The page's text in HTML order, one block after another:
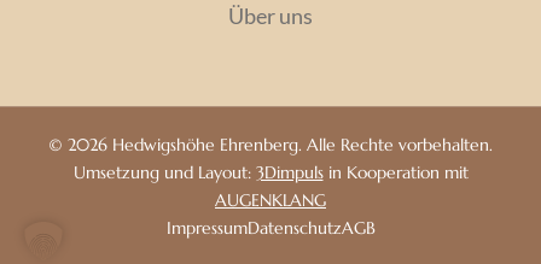
Über uns
© 2026 Hedwigshöhe Ehrenberg. Alle Rechte vorbehalten.
Umsetzung und Layout: 3Dimpulsin Kooperation mit
AUGENKLANG
ImpressumDatenschutzAGB